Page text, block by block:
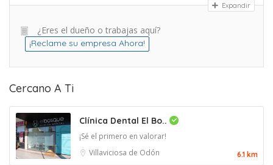
Expandir
¿Eres el dueño o trabajas aquí?
¡Reclame su empresa Ahora!
Cercano A Ti
Clínica Dental El Bo..
¡Sé el primero en valorar!
Villaviciosa de Odón
6.1 km